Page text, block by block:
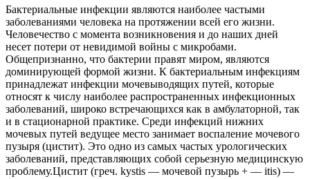
Бактериальные инфекции являются наиболее частыми
заболеваниями человека на протяжении всей его жизни.
Человечество с момента возникновения и до наших дней
несет потери от невидимой войны с микробами.
Общепризнанно, что бактерии правят миром, являются
доминирующей формой жизни. К бактериальным инфекциям
принадлежат инфекции мочевыводящих путей, которые
относят к числу наиболее распространенных инфекционных
заболеваний, широко встречающихся как в амбулаторной, так
и в стационарной практике. Среди инфекций нижних
мочевых путей ведущее место занимает воспаление мочевого
пузыря (цистит). Это одно из самых частых урологических
заболеваний, представляющих собой серьезную медицинскую
проблему.Цистит (греч. kystis — мочевой пузырь + — itis) —